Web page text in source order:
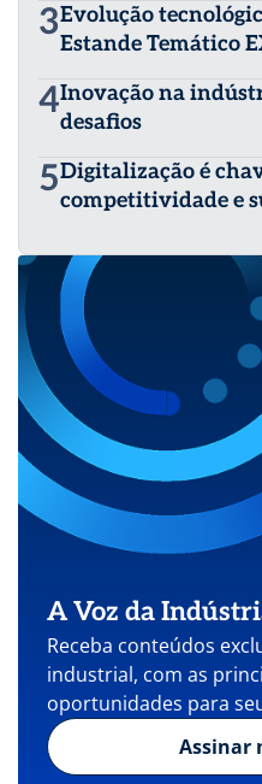
3Evolução
Estande Temático
4Inovação na
desafios
5Digitalização é
competitividade e
A Voz da
Receba conteúdos
industrial, com as
oportunidades para
Assinar